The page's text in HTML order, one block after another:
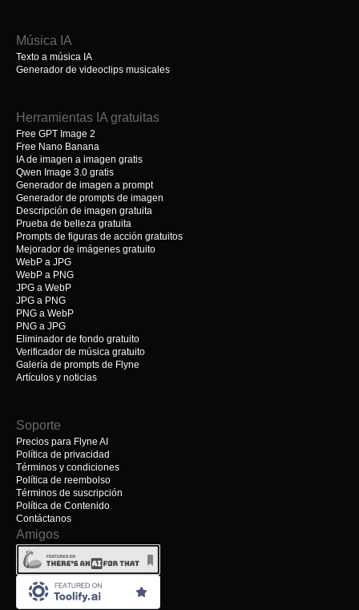
Música IA
Texto a música IA
Generador de videoclips musicales
Herramientas IA gratuitas
Free GPT Image 2
Free Nano Banana
IA de imagen a imagen gratis
Qwen Image 3.0 gratis
Generador de imagen a prompt
Generador de prompts de imagen
Descripción de imagen gratuita
Prueba de belleza gratuita
Prompts de figuras de acción gratuitos
Mejorador de imágenes gratuito
WebP a JPG
WebP a PNG
JPG a WebP
JPG a PNG
PNG a WebP
PNG a JPG
Eliminador de fondo gratuito
Verificador de música gratuito
Galería de prompts de Flyne
Artículos y noticias
Soporte
Precios para Flyne AI
Política de privacidad
Términos y condiciones
Política de reembolso
Términos de suscripción
Política de Contenido
Contáctanos
Amigos